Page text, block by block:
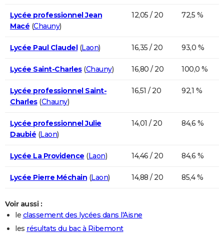
Lycée professionnel Jean
Macé (Chauny)
12,05 / 20 72,5 %
Lycée Paul Claudel(Laon) 16,35 / 20 93,0 %
Lycée Saint-Charles(Chauny) 16,80 / 20 100,0 %
Lycée professionnel Saint-
Charles(Chauny)
16,51 / 20 92,1 %
Lycée professionnel Julie
Daubié (Laon)
14,01 / 20 84,6 %
Lycée La Providence (Laon) 14,46 / 20 84,6 %
Lycée Pierre Méchain (Laon) 14,88 / 20 85,4 %
Voir aussi :
le classement des lycées dans l'Aisne
les résultats du bac à Ribemont